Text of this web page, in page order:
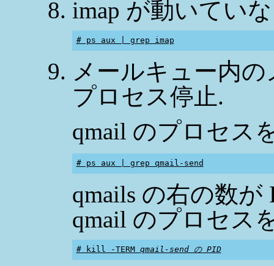
imap が動いてい
# ps aux | grep imap
メールキュー内
プロセス停止.
qmail のプロセス
# ps aux | grep qmail-send
qmails の右の数が
qmail のプロセス
# kill -TERM qmail-send の PID